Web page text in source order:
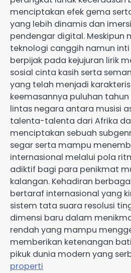
menciptakan efek gema
yang lebih dinamis dan
pendengar digital. Meskipun
teknologi canggih namun
berpijak pada kejujuran lirik
sosial cinta kasih serta
yang telah menjadi
keemasannya puluhan
lintas negara antara musisi
talenta-talenta dari Afrika
menciptakan sebuah
segar serta mampu
internasional melalui pola
adiktif bagi para penikmat
kalangan. Kehadiran
bertaraf internasional yang
sistem tata suara resolusi
dimensi baru dalam
rendah yang mampu
memberikan ketenangan
pikuk dunia modern yang
properti